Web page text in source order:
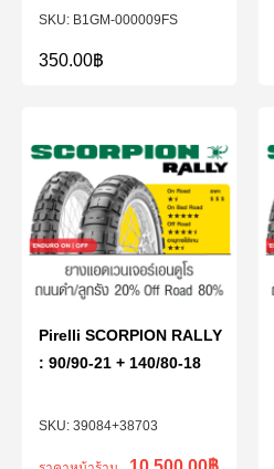
B1GM-000009FS
350.00฿
39084+38703
Pirelli SCORPION RALLY
: 90/90-21 + 140/80-18